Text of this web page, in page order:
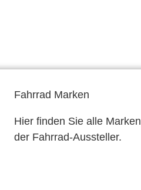
Fahrrad Marken
Hier finden Sie alle Marken
der Fahrrad-Aussteller.